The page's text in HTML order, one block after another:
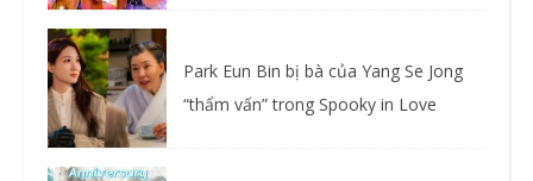
Park Eun Bin bị bà của Yang Se Jong
“thẩm vấn” trong Spooky in Love